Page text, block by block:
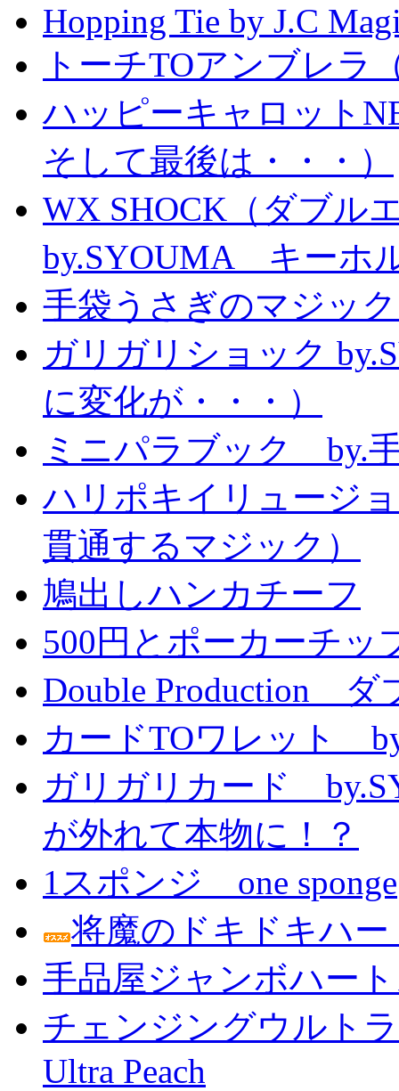
Hopping Tie by J.C
トーチTOアンブレラ
ハッピーキャロット
そして最後は・・・）
WX SHOCK（ダブル
by.SYOUMA キーホ
手袋うさぎのマジッ
ガリガリショック
に変化が・・・）
ミニパラブック by.
ハリポキイリュージ
貫通するマジック）
鳩出しハンカチーフ
500円とポーカーチッ
Double Production ダ
カードTOワレット
ガリガリカード
が外れて本物に！？
1スポンジ one sponge
将魔のドキドキハ
手品屋ジャンボハー
チェンジングウルト
Ultra Peach